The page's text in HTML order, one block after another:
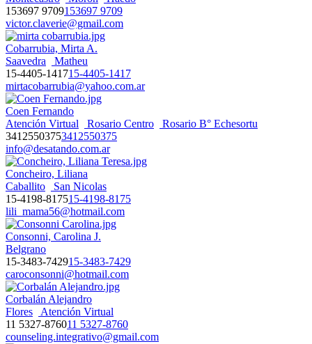
153697 9709153697 9709
victor.claverie@gmail.com
Cobarrubia, Mirta A.
Saavedra
Matheu
15-4405-141715-4405-1417
mirtacobarrubia@yahoo.com.ar
Coen Fernando
Atención Virtual
Rosario Centro
Rosario B° Echesortu
34125503753412550375
info@desatando.com.ar
Concheiro, Liliana
Caballito
San Nicolas
15-4198-817515-4198-8175
lili_mama56@hotmail.com
Consonni, Carolina J.
Belgrano
15-3483-742915-3483-7429
caroconsonni@hotmail.com
Corbalán Alejandro
Flores
Atención Virtual
11 5327-876011 5327-8760
counseling.integrativo@gmail.com